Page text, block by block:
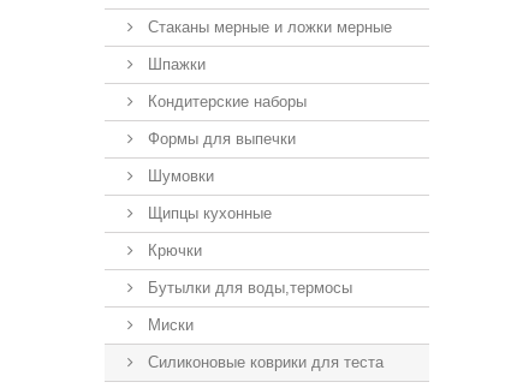
Стаканы мерные и ложки мерные
Шпажки
Кондитерские наборы
Формы для выпечки
Шумовки
Щипцы кухонные
Крючки
Бутылки для воды,термосы
Миски
Силиконовые коврики для теста